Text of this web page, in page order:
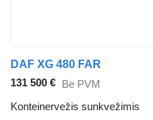
DAF XG 480 FAR
131 500 € Be PVM
Konteinervežis sunkvežimis